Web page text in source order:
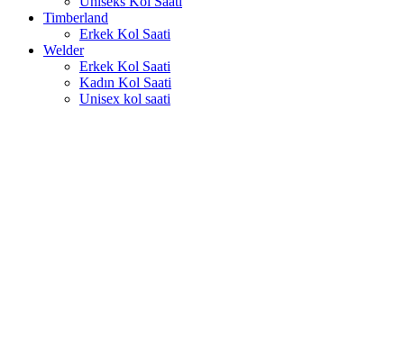
Timberland
Erkek Kol Saati
Welder
Erkek Kol Saati
Kadın Kol Saati
Unisex kol saati